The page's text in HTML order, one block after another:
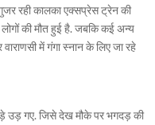
रही कालका एक्सप्रेस ट्रेन की
की मौत हुई है. जबकि कई अन्य
में गंगा स्नान के लिए जा रहे
उड़ गए. जिसे देख मौके पर भगदड़ की